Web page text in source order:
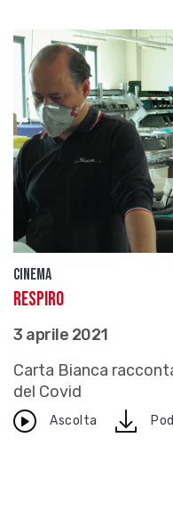
Cinema
Respiro
3 aprile 2021
Carta Bianca
del Covid
Ascolta download